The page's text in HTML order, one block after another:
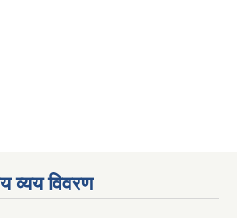
व्यय विवरण